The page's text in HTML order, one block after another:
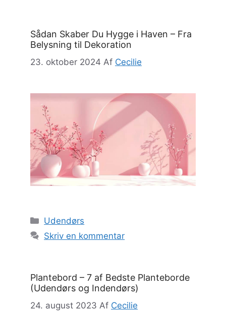
Sådan Skaber Du Hygge i Haven – Fra
Belysning til Dekoration
23. oktober 2024 Af Cecilie
Kategorier
Udendørs
Skriv en kommentar
Plantebord – 7 af Bedste Planteborde
(Udendørs og Indendørs)
24. august 2023 Af Cecilie